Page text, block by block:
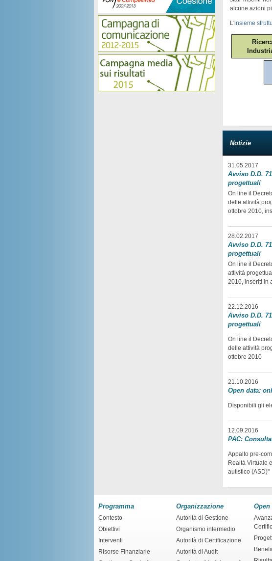
alcune azioni
L'insieme
Notizie
31.05.2017
Avviso D.D.
progettuali
On line il
delle attività
ottobre 2010,
28.02.2017
Avviso D.D.
progettuali
On line il
attività
2010, inseriti in
22.12.2016
Avviso D.D.
progettuali
On line il
delle attività
ottobre 2010
21.10.2016
Open data:
Disponibili gli
12.09.2016
PAC:
Appalto pre-
Realtà Virtuale
autistico (ASD)"
Programma
Contesto
Obiettivi
Interventi
Risorse Finanziarie
Organizzazione
Autorità di Gestione
Organismo intermedio
Autorità di Certificazione
Autorità di Audit
Open